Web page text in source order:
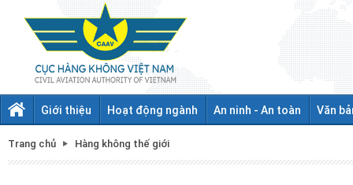
Giới thiệu Hoạt động ngành An ninh - An toàn Văn
Trang chủ Hàng không thế giới